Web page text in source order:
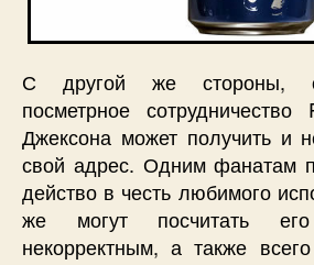
С другой же стороны,
посметрное
Джексона может получить и
свой адрес. Одним фанатам
действо в честь любимого
же могут посчитать
некорректным, а также